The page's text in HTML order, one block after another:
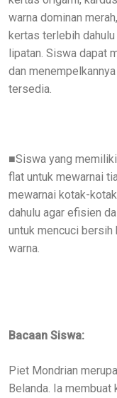
warna dominan
kertas terlebih
lipatan. Siswa dapat
dan
tersedia.
■Siswa yang
flat untuk mewarnai
mewarnai kotak-
dahulu agar efisien
untuk mencuci
warna.
Bacaan Siswa:
Piet Mondrian
Belanda. Ia membuat